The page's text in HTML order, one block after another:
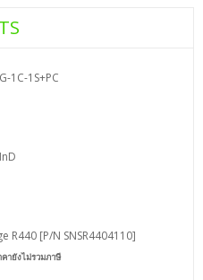
1C-1S+PC
R440 [P/N SNSR4404110]
คายังไม่รวมภาษี